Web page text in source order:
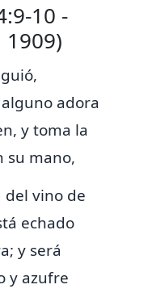
10 -
1909)
alguno adora
y toma la
su mano,
del vino de
echado
y será
y azufre